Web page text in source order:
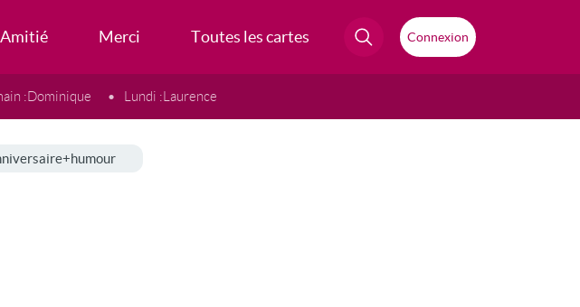
Amitié Merci Toutes les cartes Connexion
:Dominique Lundi :Laurence